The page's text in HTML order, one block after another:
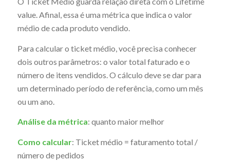
value. Afinal, essa é uma métrica que indica o valor
médio de cada produto vendido.
Para calcular o ticket médio, você precisa conhecer
dois outros parâmetros: o valor total faturado e o
número de itens vendidos. O cálculo deve se dar para
um determinado período de referência, como um mês
ou um ano.
Análise da métrica: quanto maior melhor
Como calcular: Ticket médio = faturamento total /
número de pedidos